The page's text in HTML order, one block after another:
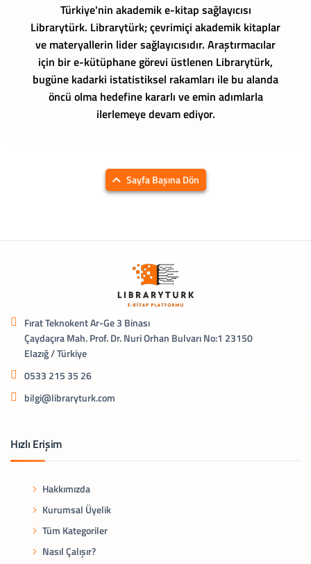
Türkiye'nin akademik e-kitap sağlayıcısı
Librarytürk. Librarytürk; çevrimiçi akademik kitaplar
ve materyallerin lider sağlayıcısıdır. Araştırmacılar
için bir e-kütüphane görevi üstlenen Librarytürk,
bugüne kadarki istatistiksel rakamları ile bu alanda
öncü olma hedefine kararlı ve emin adımlarla
ilerlemeye devam ediyor.
Sayfa Başına Dön
Fırat Teknokent Ar-Ge 3 Binası
Çaydaçıra Mah. Prof. Dr. Nuri Orhan Bulvarı No:1 23150
Elazığ / Türkiye
0533 215 35 26
bilgi@libraryturk.com
Hızlı Erişim
Hakkımızda
Kurumsal Üyelik
Tüm Kategoriler
Nasıl Çalışır?